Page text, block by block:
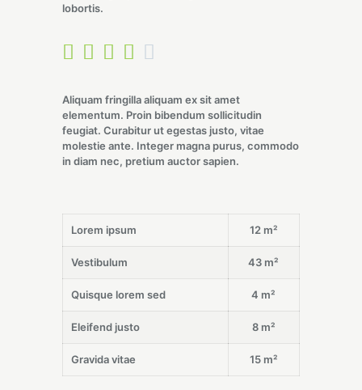
lobortis.
    
Aliquam fringilla aliquam ex sit amet
elementum. Proin bibendum sollicitudin
feugiat. Curabitur ut egestas justo, vitae
molestie ante. Integer magna purus, commodo
in diam nec, pretium auctor sapien.
Lorem ipsum 12 m²
Vestibulum 43 m²
Quisque lorem sed 4 m²
Eleifend justo 8 m²
Gravida vitae 15 m²